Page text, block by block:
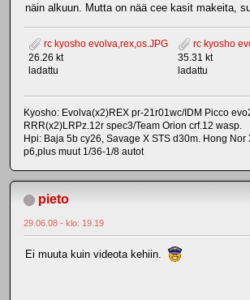
näin alkuun. Mutta on nää cee kasit makeita,
rc kyosho evolva,rex,os.JPG
26.26 kt
ladattu
rc kyosho
35.31 kt
ladattu
Kyosho: Evolva(x2)REX pr-21r01wc/IDM Picco
RRR(x2)LRPz.12r spec3/Team Orion crf.12 wasp.
Hpi: Baja 5b cy26, Savage X STS d30m. Hong Nor
p6,plus muut 1/36-1/8 autot
pieto
29.06.08 - klo: 19.19
Ei muuta kuin videota kehiin.